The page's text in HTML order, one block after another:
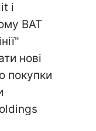
і
ВАТ
нові
покупки